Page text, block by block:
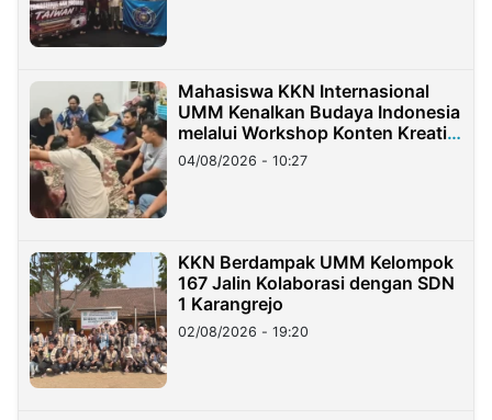
Mahasiswa KKN Internasional
UMM Kenalkan Budaya Indonesia
melalui Workshop Konten Kreatif
di Taiwan
04/08/2026 - 10:27
KKN Berdampak UMM Kelompok
167 Jalin Kolaborasi dengan SDN
1 Karangrejo
02/08/2026 - 19:20